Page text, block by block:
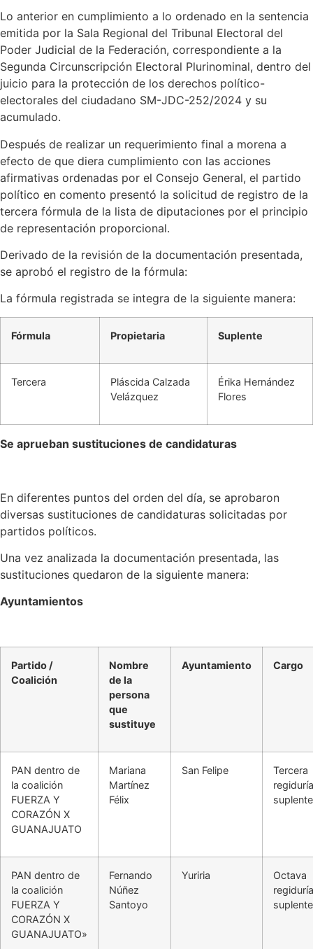
Lo anterior en cumplimiento a lo ordenado en la sentencia
emitida por la Sala Regional del Tribunal Electoral del
Poder Judicial de la Federación, correspondiente a la
Segunda Circunscripción Electoral Plurinominal, dentro del
juicio para la protección de los derechos político-
electorales del ciudadano SM-JDC-252/2024 y su
acumulado.
Después de realizar un requerimiento final a morena a
efecto de que diera cumplimiento con las acciones
afirmativas ordenadas por el Consejo General, el partido
político en comento presentó la solicitud de registro de la
tercera fórmula de la lista de diputaciones por el principio
de representación proporcional.
Derivado de la revisión de la documentación presentada,
se aprobó el registro de la fórmula:
La fórmula registrada se integra de la siguiente manera:
Fórmula Propietaria Suplente
Tercera
Pláscida Calzada
Velázquez
Érika Hernández
Flores
Se aprueban sustituciones de candidaturas
En diferentes puntos del orden del día, se aprobaron
diversas sustituciones de candidaturas solicitadas por
partidos políticos.
Una vez analizada la documentación presentada, las
sustituciones quedaron de la siguiente manera:
Ayuntamientos
Partido /
Coalición
Nombre
de la
persona
que
sustituye
Ayuntamiento Cargo
PAN dentro de
la coalición
FUERZA Y
CORAZÓN X
GUANAJUATO
Mariana
Martínez
Félix
San Felipe
Tercera
regiduría
suplente
PAN dentro de
la coalición
FUERZA Y
CORAZÓN X
GUANAJUATO»
Fernando
Núñez
Santoyo
Yuriria
Octava
regiduría
suplente